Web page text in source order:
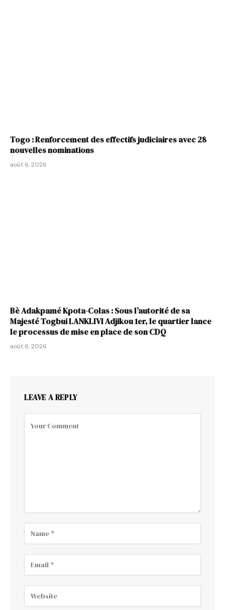
Togo : Renforcement des effectifs judiciaires avec 28
nouvelles nominations
août 6, 2026
Bè Adakpamé Kpota-Colas : Sous l’autorité de sa
Majesté Togbui LANKLIVI Adjikou 1er, le quartier lance
le processus de mise en place de son CDQ
août 6, 2026
LEAVE A REPLY